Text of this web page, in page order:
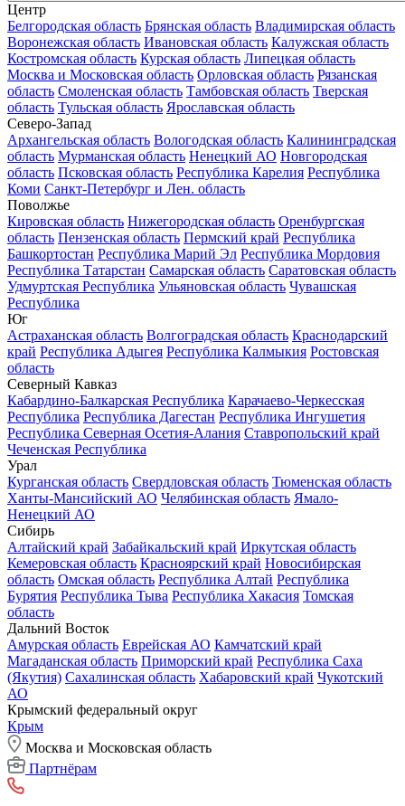
Центр
Белгородская область Брянская область Владимирская область
Воронежская область Ивановская область Калужская область
Костромская область Курская область Липецкая область
Москва и Московская область Орловская область Рязанская
область Смоленская область Тамбовская область Тверская
область Тульская область Ярославская область
Северо-Запад
Архангельская область Вологодская область Калининградская
область Мурманская область Ненецкий АО Новгородская
область Псковская область Республика Карелия Республика
Коми Санкт-Петербург и Лен. область
Поволжье
Кировская область Нижегородская область Оренбургская
область Пензенская область Пермский край Республика
Башкортостан Республика Марий Эл Республика Мордовия
Республика Татарстан Самарская область Саратовская область
Удмуртская Республика Ульяновская область Чувашская
Республика
Юг
Астраханская область Волгоградская область Краснодарский
край Республика Адыгея Республика Калмыкия Ростовская
область
Северный Кавказ
Кабардино-Балкарская Республика Карачаево-Черкесская
Республика Республика Дагестан Республика Ингушетия
Республика Северная Осетия-Алания Ставропольский край
Чеченская Республика
Урал
Курганская область Свердловская область Тюменская область
Ханты-Мансийский АО Челябинская область Ямало-
Ненецкий АО
Сибирь
Алтайский край Забайкальский край Иркутская область
Кемеровская область Красноярский край Новосибирская
область Омская область Республика Алтай Республика
Бурятия Республика Тыва Республика Хакасия Томская
область
Дальний Восток
Амурская область Еврейская АО Камчатский край
Магаданская область Приморский край Республика Саха
(Якутия) Сахалинская область Хабаровский край Чукотский
АО
Крымский федеральный округ
Крым
Москва и Московская область
Партнёрам